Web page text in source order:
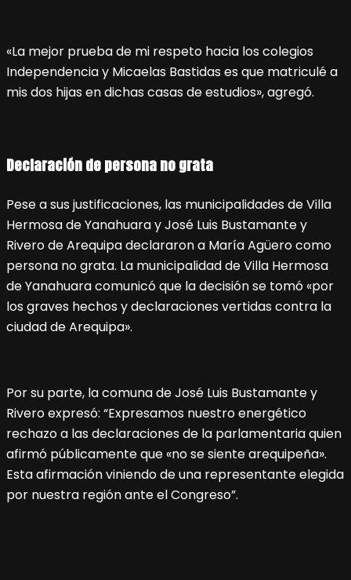
«La mejor prueba de mi respeto hacia los colegios
Independencia y Micaelas Bastidas es que matriculé a
mis dos hijas en dichas casas de estudios», agregó.
Declaración de persona no grata
Pese a sus justificaciones, las municipalidades de Villa
Hermosa de Yanahuara y José Luis Bustamante y
Rivero de Arequipa declararon a María Agüero como
persona no grata. La municipalidad de Villa Hermosa
de Yanahuara comunicó que la decisión se tomó «por
los graves hechos y declaraciones vertidas contra la
ciudad de Arequipa».
Por su parte, la comuna de José Luis Bustamante y
Rivero expresó: “Expresamos nuestro energético
rechazo a las declaraciones de la parlamentaria quien
afirmó públicamente que «no se siente arequipeña».
Esta afirmación viniendo de una representante elegida
por nuestra región ante el Congreso”.